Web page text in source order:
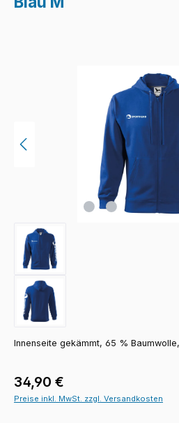
Innenseite gekämmt, 65 %
Regulärer Preis:
34,90 €
Preise inkl. MwSt. zzgl. Versandkosten